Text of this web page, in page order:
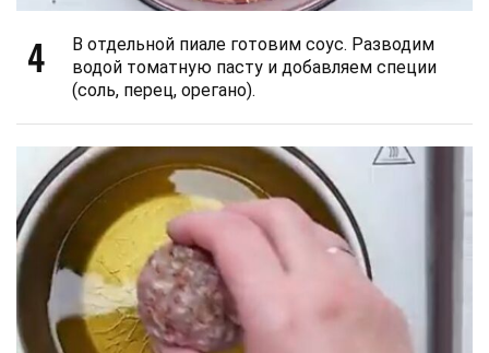
4
В отдельной пиале готовим соус. Разводим
водой томатную пасту и добавляем специи
(соль, перец, орегано).